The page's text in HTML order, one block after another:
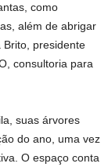
como
além de abrigar
Brito, presidente
consultoria para
suas árvores
do ano, uma vez
O espaço conta